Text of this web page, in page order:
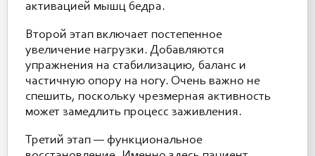
активацией мышц бедра.
Второй этап включает постепенное
увеличение нагрузки. Добавляются
упражнения на стабилизацию, баланс и
частичную опору на ногу. Очень важно не
спешить, поскольку чрезмерная активность
может замедлить процесс заживления.
Третий этап — функциональное